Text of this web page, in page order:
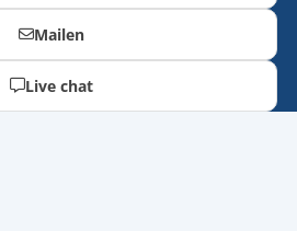
Mailen
Live chat